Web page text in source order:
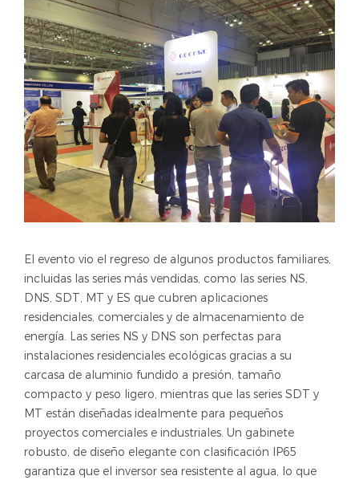
El evento vio el regreso de algunos productos familiares,
incluidas las series más vendidas, como las series NS,
DNS, SDT, MT y ES que cubren aplicaciones
residenciales, comerciales y de almacenamiento de
energía. Las series NS y DNS son perfectas para
instalaciones residenciales ecológicas gracias a su
carcasa de aluminio fundido a presión, tamaño
compacto y peso ligero, mientras que las series SDT y
MT están diseñadas idealmente para pequeños
proyectos comerciales e industriales. Un gabinete
robusto, de diseño elegante con clasificación IP65
garantiza que el inversor sea resistente al agua, lo que